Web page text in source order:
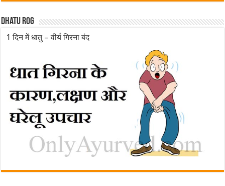
Dhatu rog
1 दिन में धातु – वीर्य गिरना बंद